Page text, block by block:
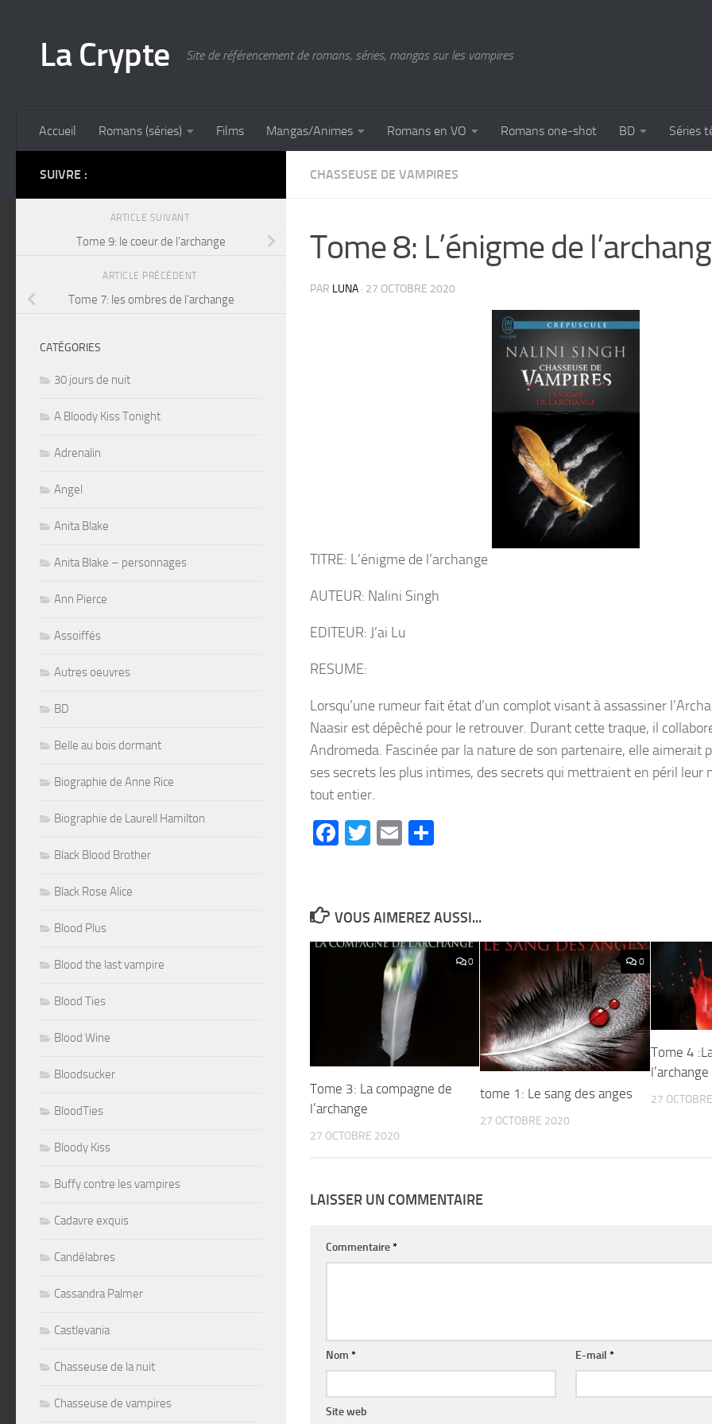
La Crypte Site de référencement de romans, séries, mangas sur les vampires
Accueil Romans (séries) Films Mangas/Animes Romans en VO Romans one-shot BD Séries
CHASSEUSE DE VAMPIRES
Tome 8: L’énigme de
PAR LUNA · 27 OCTOBRE 2020
TITRE: L’énigme de l’archange
AUTEUR: Nalini Singh
EDITEUR: J’ai Lu
RESUME:
Lorsqu’une rumeur fait état d’un complot visant à assassiner
Naasir est dépêché pour le retrouver. Durant cette traque, il
Andromeda. Fascinée par la nature de son partenaire, elle aimerait
ses secrets les plus intimes, des secrets qui mettraient en péril leur
tout entier.
Facebook
Twitter
Email
VOUS AIMEREZ AUSSI...
0
Tome 3: La compagne de
l’archange
27 OCTOBRE 2020
0
tome 1: Le sang des anges
27 OCTOBRE 2020
Tome 4
l’archange
27
LAISSER UN COMMENTAIRE
Commentaire*
Nom * E-mail*
Site web
SUIVRE :
ARTICLE SUIVANT
Tome 9: le coeur de l’archange
ARTICLE PRÉCÉDENT
Tome 7: les ombres de l’archange
CATÉGORIES
30 jours de nuit
A Bloody Kiss Tonight
Adrenalin
Angel
Anita Blake
Anita Blake – personnages
Ann Pierce
Assoiffés
Autres oeuvres
BD
Belle au bois dormant
Biographie de Anne Rice
Biographie de Laurell Hamilton
Black Blood Brother
Black Rose Alice
Blood Plus
Blood the last vampire
Blood Ties
Blood Wine
Bloodsucker
BloodTies
Bloody Kiss
Buffy contre les vampires
Cadavre exquis
Candélabres
Cassandra Palmer
Castlevania
Chasseuse de la nuit
Chasseuse de vampires